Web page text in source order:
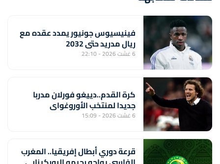
فينيسيوس جونيور يمدد عقده مع
ريال مدريد حتى 2032
6 غشت 2026 - 22:10
كرة القدم..دييغو فورلان مدربا
جديدا لمنتخب الأوروغواي
6 غشت 2026 - 15:09
قرعة دوري أبطال إفريقيا.. المغرب